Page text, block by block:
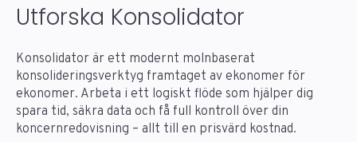
Utforska Konsolidator
Konsolidator är ett modernt molnbaserat
konsolideringsverktyg framtaget av ekonomer för
ekonomer. Arbeta i ett logiskt flöde som hjälper dig
spara tid, säkra data och få full kontroll över din
koncernredovisning – allt till en prisvärd kostnad.